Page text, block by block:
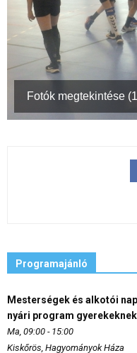
Fotók megtekintése
Programajánló
Mesterségek és alkotói
nyári program gyerekeknek
Ma, 09:00 - 15:00
Kiskőrös, Hagyományok Háza